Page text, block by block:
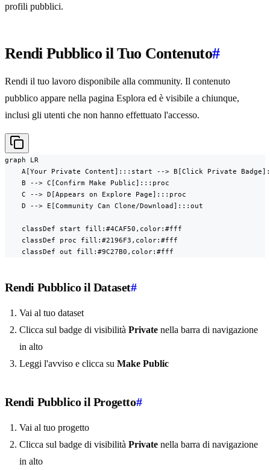
profili pubblici.
Rendi Pubblico il Tuo Contenuto#
Rendi il tuo lavoro disponibile alla community. Il contenuto
pubblico appare nella pagina Esplora ed è visibile a chiunque,
inclusi gli utenti che non hanno effettuato l'accesso.
graph LR
A[Your Private Content]:::start --> B[Click Private
    B --> C[Confirm Make Public]:::proc
    C --> D[Appears on Explore Page]:::proc
    D --> E[Community Can Clone/Download]:::out
    classDef start fill:#4CAF50,color:#fff
    classDef proc fill:#2196F3,color:#fff
    classDef out fill:#9C27B0,color:#fff
Rendi Pubblico il Dataset#
Vai al tuo dataset
Clicca sul badge di visibilità Private nella barra di navigazione
in alto
Leggi l'avviso e clicca su Make Public
Rendi Pubblico il Progetto#
Vai al tuo progetto
Clicca sul badge di visibilità Private nella barra di navigazione
in alto